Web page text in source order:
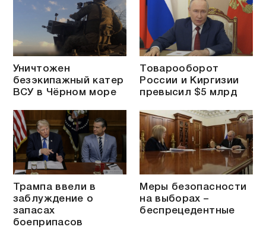
Уничтожен
безэкипажный катер
ВСУ в Чёрном море
Товарооборот
России и Киргизии
превысил $5 млрд
Трампа ввели в
заблуждение о
запасах
боеприпасов
Меры безопасности
на выборах –
беспрецедентные